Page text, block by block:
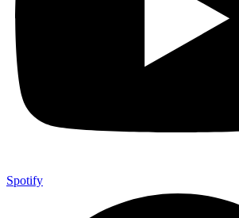
Spotify